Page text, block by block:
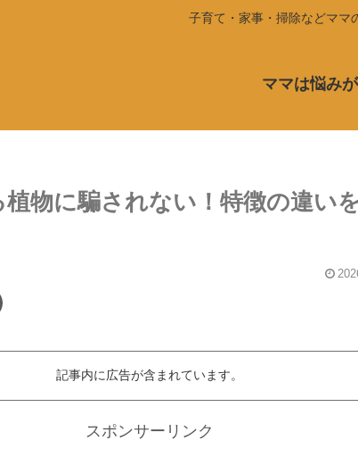
子育て・家事・掃除などママ
ママは悩み
物に騙されない！特徴の違い
記事内に広告が含まれています。
スポンサーリンク